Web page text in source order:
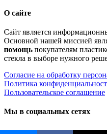
О сайте
Сайт является
Основной нашей миссией
помощь покупателям
стекла в выборе нужного
Согласие на обработку
Политика
Пользовательское соглашение
Мы в социальных сетях